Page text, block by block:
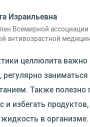
Израильевна
Всемирной ассоциации
антивозрастной
целлюлита
Также
и избегать
в организме.